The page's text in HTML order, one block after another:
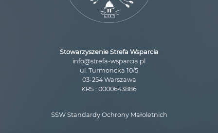
Stowarzyszenie Strefa Wsparcia
info@strefa-wsparcia.pl
ul. Turmoncka 10/5
03-254 Warszawa
KRS : 0000643886
SSW Standardy Ochrony Małoletnich